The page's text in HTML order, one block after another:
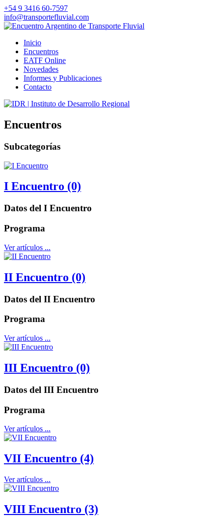
+54 9 3416 60-7597
info@transportefluvial.com
Inicio
Encuentros
EATF Online
Novedades
Informes y Publicaciones
Contacto
Encuentros
Subcategorías
I Encuentro (0)
Datos del I Encuentro
Programa
Ver artículos ...
II Encuentro (0)
Datos del II Encuentro
Programa
Ver artículos ...
III Encuentro (0)
Datos del III Encuentro
Programa
Ver artículos ...
VII Encuentro (4)
Ver artículos ...
VIII Encuentro (3)